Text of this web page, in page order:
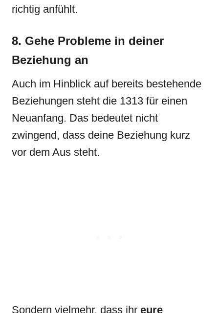
richtig anfühlt.
8. Gehe Probleme in deiner
Beziehung an
Auch im Hinblick auf bereits bestehende
Beziehungen steht die 1313 für einen
Neuanfang. Das bedeutet nicht
zwingend, dass deine Beziehung kurz
vor dem Aus steht.
Sondern vielmehr, dass ihr eure